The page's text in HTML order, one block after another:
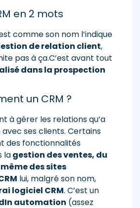
en 2 mots
comme son nom l’indique
de relation client,
pas à ça.C’est avant tout
dans la prospection
un CRM ?
à gérer les relations qu’a
ses clients. Certains
des fonctionnalités
lagestion des ventes, du
des sites
lui, malgré son nom,
logiciel CRM. C’est un
automation (assez